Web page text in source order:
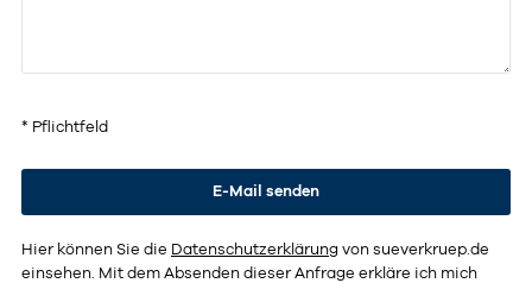
* Pflichtfeld
Hier können Sie die Datenschutzerklärung von sueverkruep.de
einsehen. Mit dem Absenden dieser Anfrage erkläre ich mich